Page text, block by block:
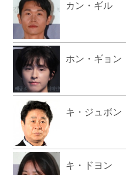
カン・ギル
ホン・ギョン
キ・ジュボン
キ・ドヨン